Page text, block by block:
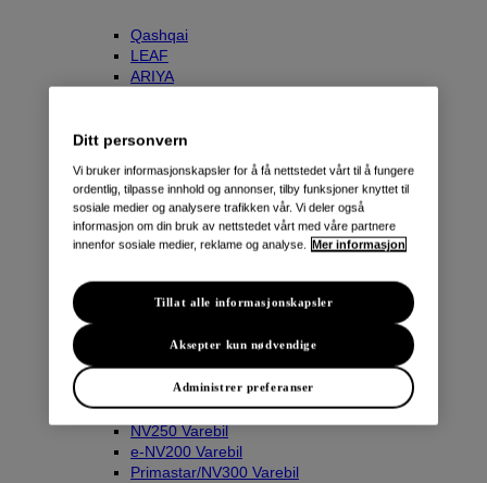
Qashqai
LEAF
ARIYA
e-NV200 Evalia
Navara
Townstar Varebil
Townstar El-Varebil
NV250 Varebil
e-NV200 Varebil
Primastar/NV300 Varebil
Ditt personvern
Vi bruker informasjonskapsler for å få nettstedet vårt til å fungere
ordentlig, tilpasse innhold og annonser, tilby funksjoner knyttet til
sosiale medier og analysere trafikken vår. Vi deler også
informasjon om din bruk av nettstedet vårt med våre partnere
innenfor sosiale medier, reklame og analyse.
Mer informasjon
Administrer preferanser
Aksepter kun nødvendige
Tillat alle informasjonskapsler